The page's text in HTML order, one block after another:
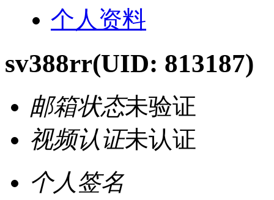
个人资料
sv388rr(UID: 813187)
邮箱状态未验证
视频认证未认证
个人签名